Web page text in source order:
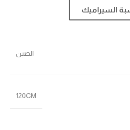
السيراميك
الصين
120CM